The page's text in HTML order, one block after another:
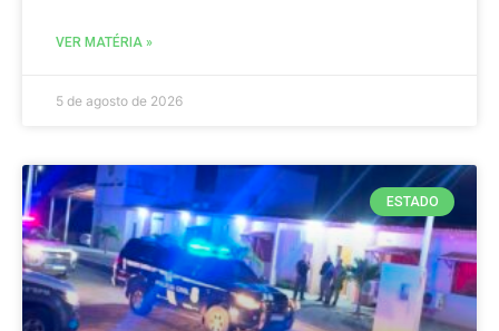
VER MATÉRIA »
5 de agosto de 2026
ESTADO